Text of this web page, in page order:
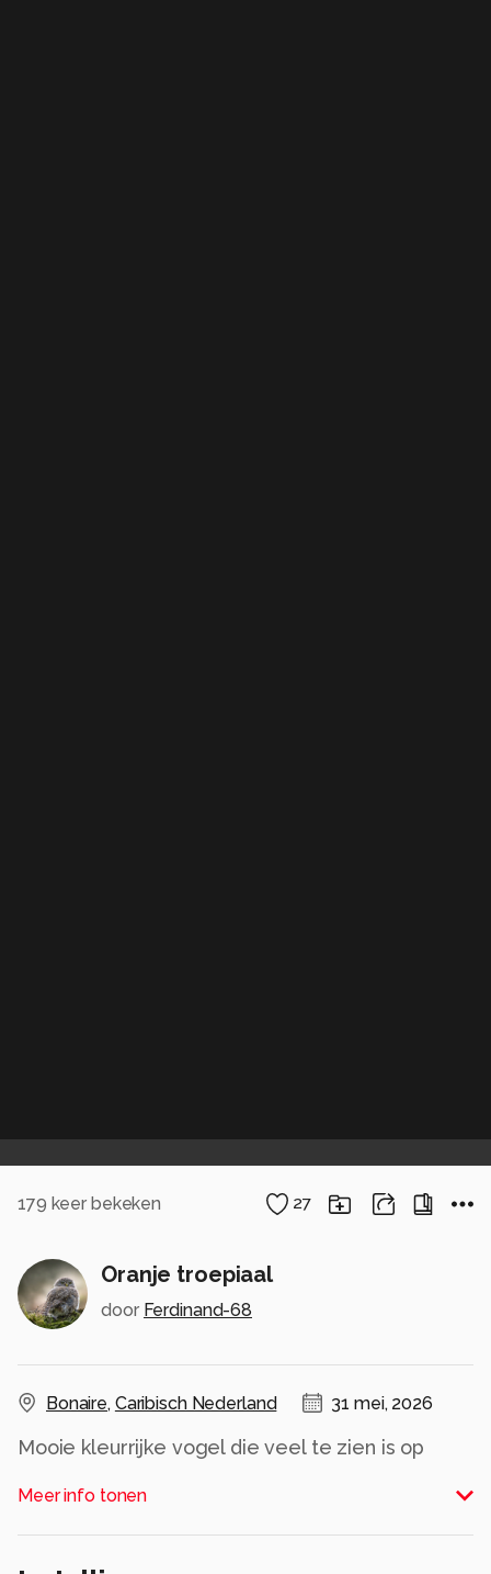
179 keer bekeken 27
Oranje troepiaal
door Ferdinand-68
Bonaire, Caribisch Nederland 31 mei, 2026
Mooie kleurrijke vogel die veel te zien is op
Meer info tonen